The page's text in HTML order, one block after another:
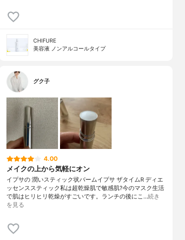
CHIFURE
美容液 ノンアルコールタイプ
グク子
4.00
メイクの上から気軽にオン
イプサの 潤いスティック状バームイプサ ザタイムR ディエ
ッセンススティック私は超乾燥肌で敏感肌?今のマスク生活
で肌はヒリヒリ乾燥がすごいです。ランチの後にこ…続き
を見る